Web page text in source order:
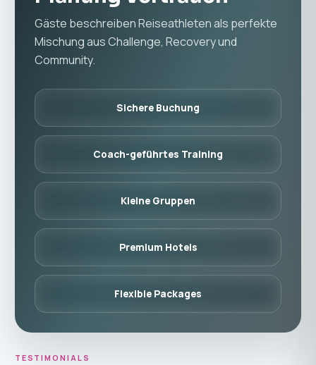
Gäste beschreiben Reiseathleten als perfekte
Mischung aus Challenge, Recovery und
Community.
Sichere Buchung
Coach-geführtes Training
Kleine Gruppen
Premium Hotels
Flexible Packages
TESTIMONIALS